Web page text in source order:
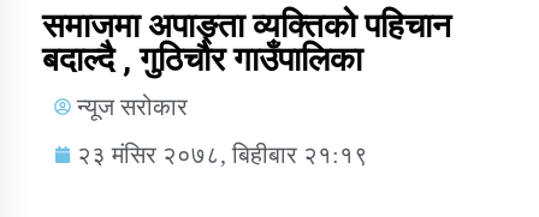
Trending Now
कुषि बिकास कार्यालय जुम्ला सुचना सन्देश
समाजमा अपाङ्ता व्यक्तिको पहिचान
बदाल्दै , गुठिचौर गाउँपालिका
न्यूज सरोकार
२३ मंसिर २०७८, बिहीबार २१:१९